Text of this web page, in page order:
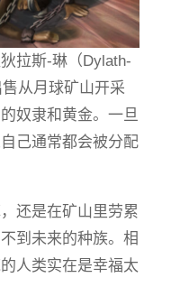
拉斯-琳（Dylath-
从月球矿山开采
奴隶和黄金。一旦
己通常都会被分配
还是在矿山里劳累
到未来的种族。相
人类实在是幸福太